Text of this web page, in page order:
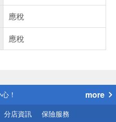
應稅
應稅
心！
！
more
分店資訊 保險服務